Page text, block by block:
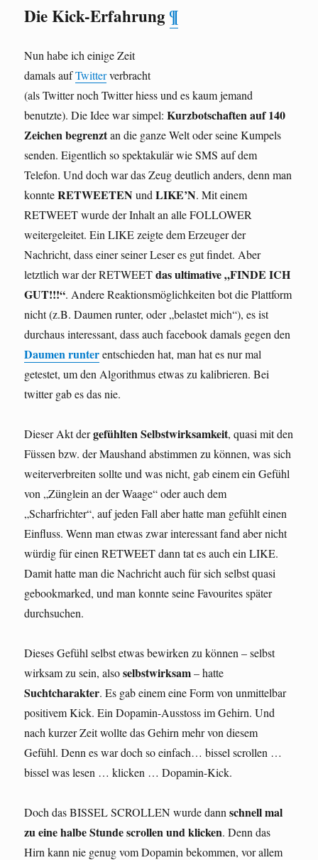
Die Kick-Erfahrung¶
Nun habe ich einige Zeit
damals aufTwitterverbracht
(als Twitter noch Twitter hiess und es kaum jemand
benutzte). Die Idee war simpel:Kurzbotschaften auf 140
Zeichen begrenztan die ganze Welt oder seine Kumpels
senden. Eigentlich so spektakulär wie SMS auf dem
Telefon. Und doch war das Zeug deutlich anders, denn man
konnteRETWEETEN undLIKE’N. Mit einem
RETWEET wurde der Inhalt an alle FOLLOWER
weitergeleitet. Ein LIKE zeigte dem Erzeuger der
Nachricht, dass einer seiner Leser es gut findet. Aber
letztlich war der RETWEETdas ultimative „FINDE ICH
GUT!!!“. Andere Reaktionsmöglichkeiten bot die Plattform
nicht (z.B. Daumen runter, oder „belastet mich“), es ist
durchaus interessant, dass auch facebook damals gegen den
Daumen runterentschieden hat, man hat es nur mal
getestet, um den Algorithmus etwas zu kalibrieren. Bei
twitter gab es das nie.
Dieser Akt dergefühlten Selbstwirksamkeit, quasi mit den
Füssen bzw. der Maushand abstimmen zu können, was sich
weiterverbreiten sollte und was nicht, gab einem ein Gefühl
von „Zünglein an der Waage“ oder auch dem
„Scharfrichter“, auf jeden Fall aber hatte man gefühlt einen
Einfluss. Wenn man etwas zwar interessant fand aber nicht
würdig für einen RETWEET dann tat es auch ein LIKE.
Damit hatte man die Nachricht auch für sich selbst quasi
gebookmarked, und man konnte seine Favourites später
durchsuchen.
Dieses Gefühl selbst etwas bewirken zu können – selbst
wirksam zu sein, alsoselbstwirksam– hatte
Suchtcharakter. Es gab einem eine Form von unmittelbar
positivem Kick. Ein Dopamin-Ausstoss im Gehirn. Und
nach kurzer Zeit wollte das Gehirn mehr von diesem
Gefühl. Denn es war doch so einfach… bissel scrollen …
bissel was lesen … klicken … Dopamin-Kick.
Doch das BISSEL SCROLLEN wurde dannschnell mal
zu eine halbe Stunde scrollen und klicken. Denn das
Hirn kann nie genug vom Dopamin bekommen, vor allem